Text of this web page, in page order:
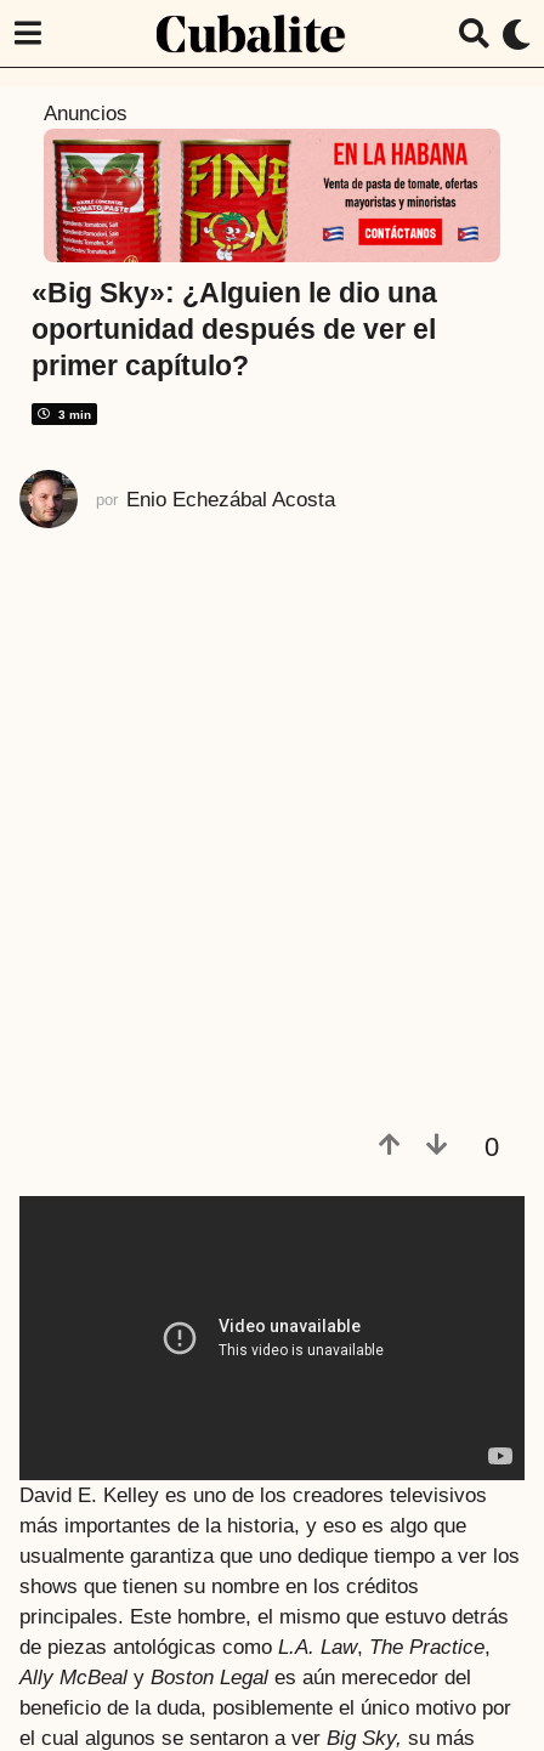
t
á
s
5
ñ
o
s
Anuncios
«Big Sky»: ¿Alguien le dio una
oportunidad después de ver el
primer capítulo?
3 min
por Enio Echezábal Acosta
0
David E. Kelley es uno de los creadores televisivos
más importantes de la historia, y eso es algo que
usualmente garantiza que uno dedique tiempo a ver los
shows que tienen su nombre en los créditos
principales. Este hombre, el mismo que estuvo detrás
de piezas antológicas como L.A. Law, The Practice,
Ally McBeal y Boston Legal es aún merecedor del
beneficio de la duda, posiblemente el único motivo por
el cual algunos se sentaron a ver Big Sky, su más